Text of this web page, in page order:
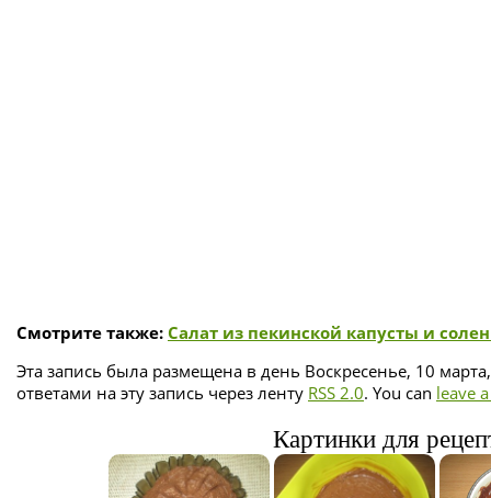
Смотрите также: Салат из пекинской капусты и
Эта запись была размещена в день Воскресенье, 10
ответами на эту запись через ленту RSS 2.0. You can leave
Картинки для